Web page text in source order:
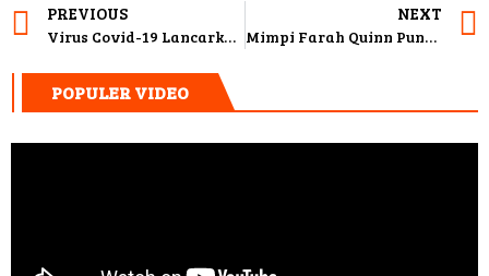
PREVIOUS
Virus Covid-19 Lancarkan Farah Quinn Buka Bisnis Kue Online
NEXT
Mimpi Farah Quinn Punya Usaha Kue Akhirnya Terwujud Gara-Gara Covid-19
POPULER VIDEO